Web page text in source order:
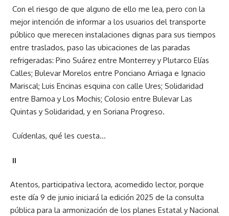
Con el riesgo de que alguno de ello me lea, pero con la
mejor intención de informar a los usuarios del transporte
público que merecen instalaciones dignas para sus tiempos
entre traslados, paso las ubicaciones de las paradas
refrigeradas: Pino Suárez entre Monterrey y Plutarco Elías
Calles; Bulevar Morelos entre Ponciano Arriaga e Ignacio
Mariscal; Luis Encinas esquina con calle Ures; Solidaridad
entre Bamoa y Los Mochis; Colosio entre Bulevar Las
Quintas y Solidaridad, y en Soriana Progreso.
Cuídenlas, qué les cuesta…
II
Atentos, participativa lectora, acomedido lector, porque
este día 9 de junio iniciará la edición 2025 de la consulta
pública para la armonización de los planes Estatal y Nacional